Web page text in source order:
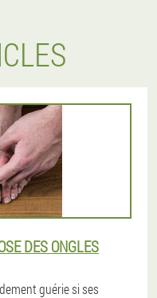
DES ONGLES
guérie si ses